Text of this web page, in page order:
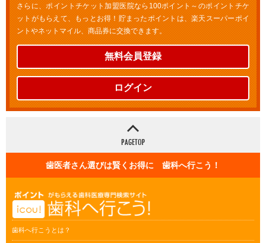
さらに、ポイントチケット加盟医院なら100ポイント～のポイントチケ
ットがもらえて、もっとお得！貯まったポイントは、楽天スーパーポイ
ントやネットマイル、商品券に交換できます。
無料会員登録
ログイン
歯医者さん選びは賢くお得に 歯科へ行こう！
歯科へ行こうとは？